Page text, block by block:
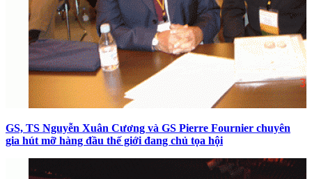
GS, TS Nguyễn Xuân Cương và GS Pierre Fournier chuyên
gia hút mỡ hàng đầu thế giới đang chủ tọa hội